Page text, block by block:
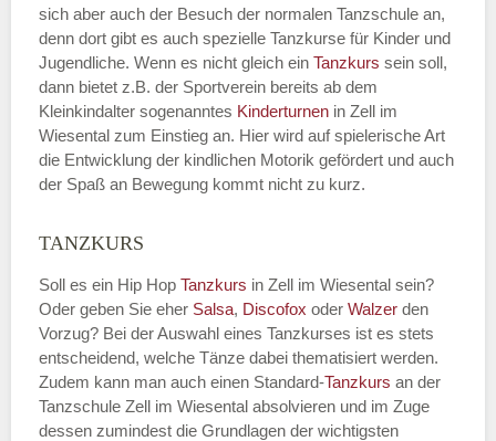
Name der Tanzschule
Kontakt E-Mail
Name des Tanzkurs*
sich aber auch der Besuch der normalen Tanzschule an,
denn dort gibt es auch spezielle Tanzkurse für Kinder und
Jugendliche. Wenn es nicht gleich ein Tanzkurs sein soll,
dann bietet z.B. der Sportverein bereits ab dem
Kleinkindalter sogenanntes Kinderturnen in Zell im
Wiesental zum Einstieg an. Hier wird auf spielerische Art
die Entwicklung der kindlichen Motorik gefördert und auch
der Spaß an Bewegung kommt nicht zu kurz.
TANZKURS
Soll es ein Hip Hop Tanzkurs in Zell im Wiesental sein?
Oder geben Sie eher Salsa, Discofox oder Walzer den
Vorzug? Bei der Auswahl eines Tanzkurses ist es stets
entscheidend, welche Tänze dabei thematisiert werden.
Zudem kann man auch einen Standard-Tanzkurs an der
Tanzschule Zell im Wiesental absolvieren und im Zuge
dessen zumindest die Grundlagen der wichtigsten